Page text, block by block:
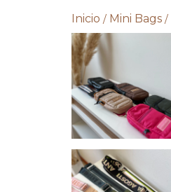
Inicio / Mini Bags /